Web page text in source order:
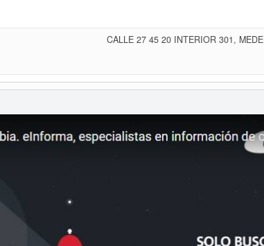
CALLE 27 45 20 INTERIOR 301,